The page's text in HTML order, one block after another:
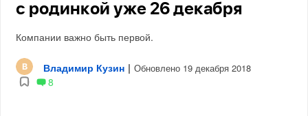
с родинкой уже 26 декабря
Компании важно быть первой.
Владимир Кузин | Обновлено 19 декабря 2018
8